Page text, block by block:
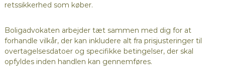
retssikkerhed som køber.
Boligadvokaten arbejder tæt sammen med dig for at
forhandle vilkår, der kan inkludere alt fra prisjusteringer til
overtagelsesdatoer og specifikke betingelser, der skal
opfyldes inden handlen kan gennemføres.